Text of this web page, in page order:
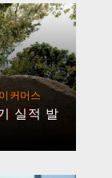
커머스
실적 발